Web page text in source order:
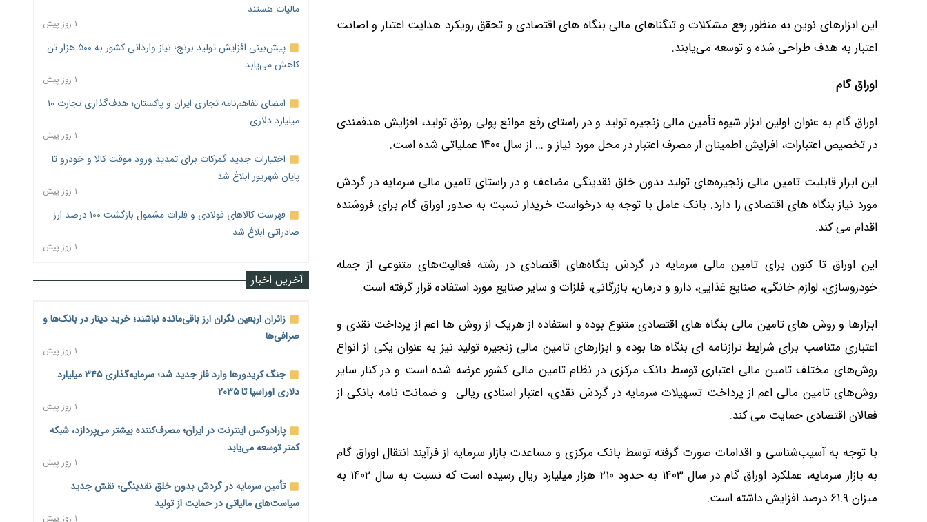
این ابزارهای نوین به منظور رفع مشکلات و تنگناهای مالی بنگاه های اقتصادی و تحقق رویکرد هدایت اعتبار و اصابت
اعتبار به هدف طراحی شده و توسعه می‌یابند.
اوراق گام
اوراق گام به عنوان اولین ابزار شیوه تأمین مالی زنجیره تولید و در راستای رفع موانع پولی رونق تولید، افزایش هدفمندی
در تخصیص اعتبارات، افزایش اطمینان از مصرف اعتبار در محل مورد نیاز و ... از سال ۱۴۰۰ عملیاتی شده است.
این ابزار قابلیت تامین مالی زنجیره‌های تولید بدون خلق نقدینگی مضاعف و در راستای تامین مالی سرمایه در گردش
مورد نیاز بنگاه های اقتصادی را دارد. بانک عامل با توجه به درخواست خریدار نسبت به صدور اوراق گام برای فروشنده
اقدام می کند.
این اوراق تا کنون برای تامین مالی سرمایه در گردش بنگاه‌های اقتصادی در رشته فعالیت‌های متنوعی از جمله
خودروسازی، لوازم خانگی، صنایع غذایی، دارو و درمان، بازرگانی، فلزات و سایر صنایع مورد استفاده قرار گرفته است.
ابزارها و روش های تامین مالی بنگاه های اقتصادی متنوع بوده و استفاده از هریک از روش ها اعم از پرداخت نقدی و
اعتباری متناسب برای شرایط ترازنامه ای بنگاه ها بوده و ابزارهای تامین مالی زنجیره تولید نیز به عنوان یکی از انواع
روش‌های مختلف تامین مالی اعتباری توسط بانک مرکزی در نظام تامین مالی کشور عرضه شده است و در کنار سایر
روش‌های تامین مالی اعم از پرداخت تسهیلات سرمایه در گردش نقدی، اعتبار اسنادی ریالی و ضمانت نامه بانکی از
فعالان اقتصادی حمایت می کند.
با توجه به آسیب­‌شناسی و اقدامات صورت گرفته توسط بانک مرکزی و مساعدت بازار سرمایه از فرآیند انتقال اوراق گام
به بازار سرمایه، عملکرد اوراق گام در سال ۱۴۰۳ به حدود ۲۱۰ هزار میلیارد ریال رسیده است که نسبت به سال ۱۴۰۲ به
میزان ۶۱.۹ درصد افزایش داشته است.
مالیات هستند
۱ روز پیش
پیش‌بینی افزایش تولید برنج؛ نیاز وارداتی کشور به ۵۰۰ هزار تن
کاهش می‌یابد
۱ روز پیش
امضای تفاهم‌نامه تجاری ایران و پاکستان؛ هدف‌گذاری تجارت ۱۰
میلیارد دلاری
۱ روز پیش
اختیارات جدید گمرکات برای تمدید ورود موقت کالا و خودرو تا
پایان شهریور ابلاغ شد
۱ روز پیش
فهرست کالاهای فولادی و فلزات مشمول بازگشت ۱۰۰ درصد ارز
صادراتی ابلاغ شد
۱ روز پیش
آخرین اخبار
زائران اربعین نگران ارز باقی‌مانده نباشند؛ خرید دینار در بانک‌ها و
صرافی‌ها
۱ روز پیش
جنگ کریدورها وارد فاز جدید شد؛ سرمایه‌گذاری ۳۴۵ میلیارد
دلاری اوراسیا تا ۲۰۳۵
۱ روز پیش
پارادوکس اینترنت در ایران؛ مصرف‌کننده بیشتر می‌پردازد، شبکه
کمتر توسعه می‌یابد
۱ روز پیش
تأمین سرمایه در گردش بدون خلق نقدینگی؛ نقش جدید
سیاست‌های مالیاتی در حمایت از تولید
۱ روز پیش